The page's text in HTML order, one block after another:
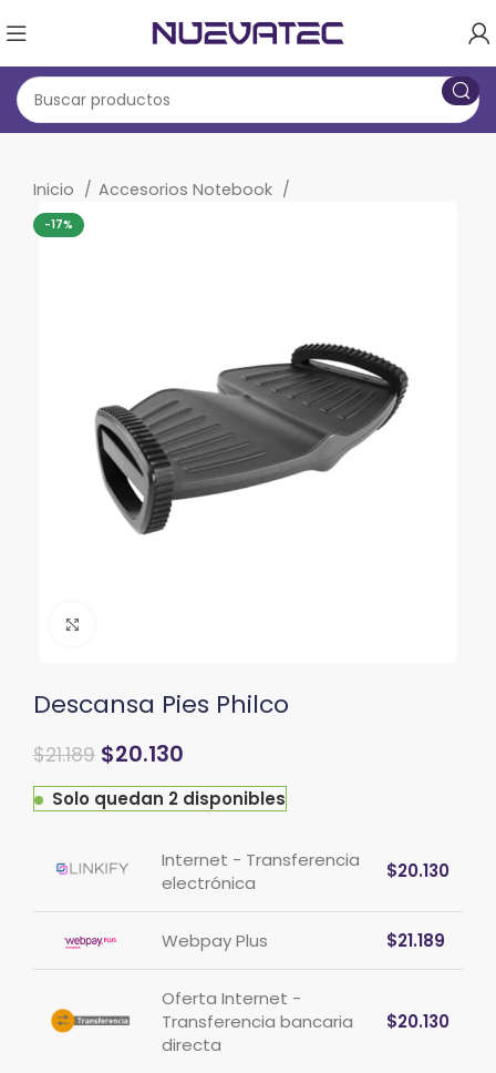
Inicio Accesorios Notebook
-17%
Descansa Pies Philco
El
original
$21.189El
actual
$20.130
Solo quedan 2 disponibles
Internet - Transferencia
electrónica
$20.130
Webpay Plus $21.189
Oferta Internet -
Transferencia bancaria
directa
$20.130